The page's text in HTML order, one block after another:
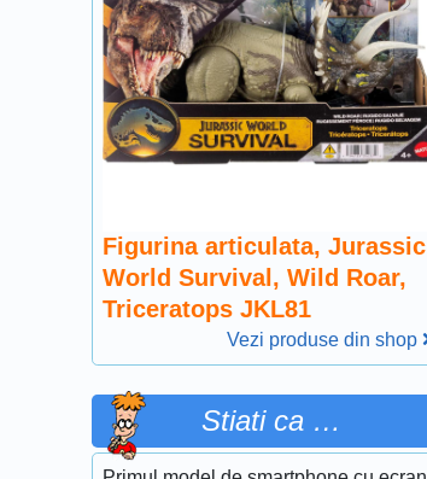
Figurina articulata, Jurassic
World Survival, Wild Roar,
Triceratops JKL81
Vezi produse din shop
Stiati ca …